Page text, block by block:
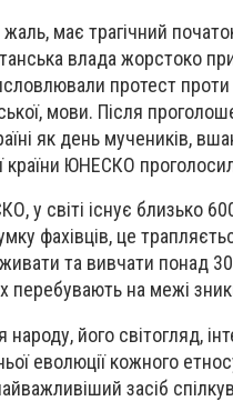
жаль, має трагічний
влада жорстоко
протест
мови. Після
як день мучеників,
країни ЮНЕСКО
у світі існує близько
фахівців, це
та вивчати понад
перебувають на межі
народу, його світогляд,
еволюції кожного
засіб